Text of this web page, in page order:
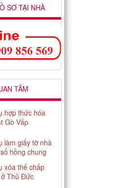
SƠ TẠI NHÀ
TÂM
hợp thức hóa
Gò Vấp
làm giấy tờ nhà
hồng chung
xóa thế chấp
Thủ Đức